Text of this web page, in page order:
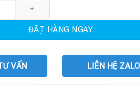
ĐẶT HÀNG NGAY
VẤN LIÊN HỆ ZALO